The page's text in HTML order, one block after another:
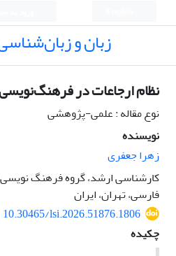
زبان و
نظام ارجاعات در
نوع مقاله : علمی-پژوهشی
نویسنده
زهرا جعفری
کارشناسی ارشد، گروه فرهنگ
فارسی، تهران، ایران
10.30465/lsi.2026.51876.1806
چکیده